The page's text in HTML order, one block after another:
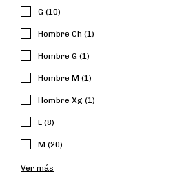
G (10)
Hombre Ch (1)
Hombre G (1)
Hombre M (1)
Hombre Xg (1)
L (8)
M (20)
Ver más